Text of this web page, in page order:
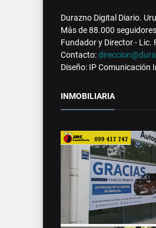
Durazno Digital Diario.
Más de 88.000
Fundador y Director - Lic.
Contacto:
Diseño: IP Comunicación
INMOBILIARIA